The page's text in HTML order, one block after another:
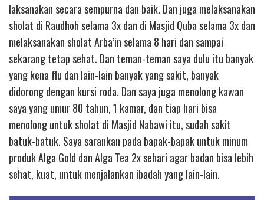
laksanakan secara sempurna dan baik. Dan juga melaksanakan
sholat di Raudhoh selama 3x dan di Masjid Quba selama 3x dan
melaksanakan sholat Arba’in selama 8 hari dan sampai
sekarang tetap sehat. Dan teman-teman saya dulu itu banyak
yang kena flu dan lain-lain banyak yang sakit, banyak
didorong dengan kursi roda. Dan saya juga menolong kawan
saya yang umur 80 tahun, 1 kamar, dan tiap hari bisa
menolong untuk sholat di Masjid Nabawi itu, sudah sakit
batuk-batuk. Saya sarankan pada bapak-bapak untuk minum
produk Alga Gold dan Alga Tea 2x sehari agar badan bisa lebih
sehat, kuat, untuk menjalankan ibadah yang lain-lain.